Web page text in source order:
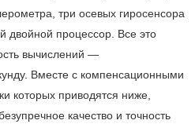
три осевых гиросенсора
двойной процессор. Все это
вычислений —
Вместе с компенсационными
которых приводятся ниже,
качество и точность